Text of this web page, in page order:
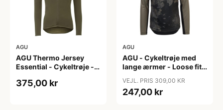
AGU
AGU Thermo Jersey
Essential - Cykeltrøje -
XXL
375,00 kr
AGU
AGU - Cykeltrøje med
lange ærmer - Loose fit -
VEJL. PRIS 309,00 KR
247,00 kr